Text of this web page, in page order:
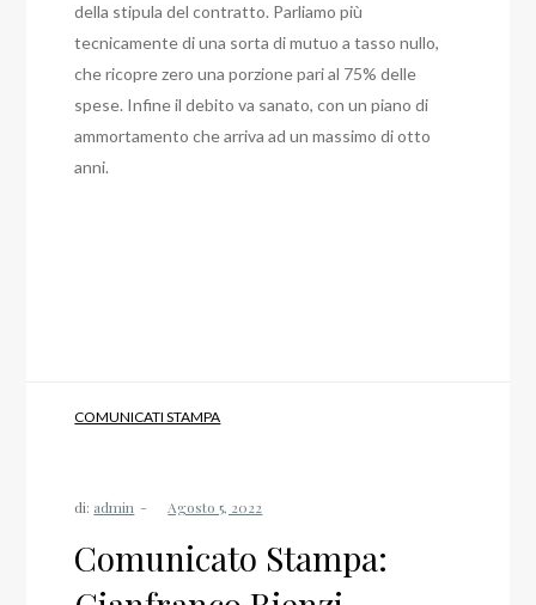
della stipula del contratto. Parliamo più
tecnicamente di una sorta di mutuo a tasso nullo,
che ricopre zero una porzione pari al 75% delle
spese. Infine il debito va sanato, con un piano di
ammortamento che arriva ad un massimo di otto
anni.
COMUNICATI STAMPA
di: admin
Comunicato Stampa: